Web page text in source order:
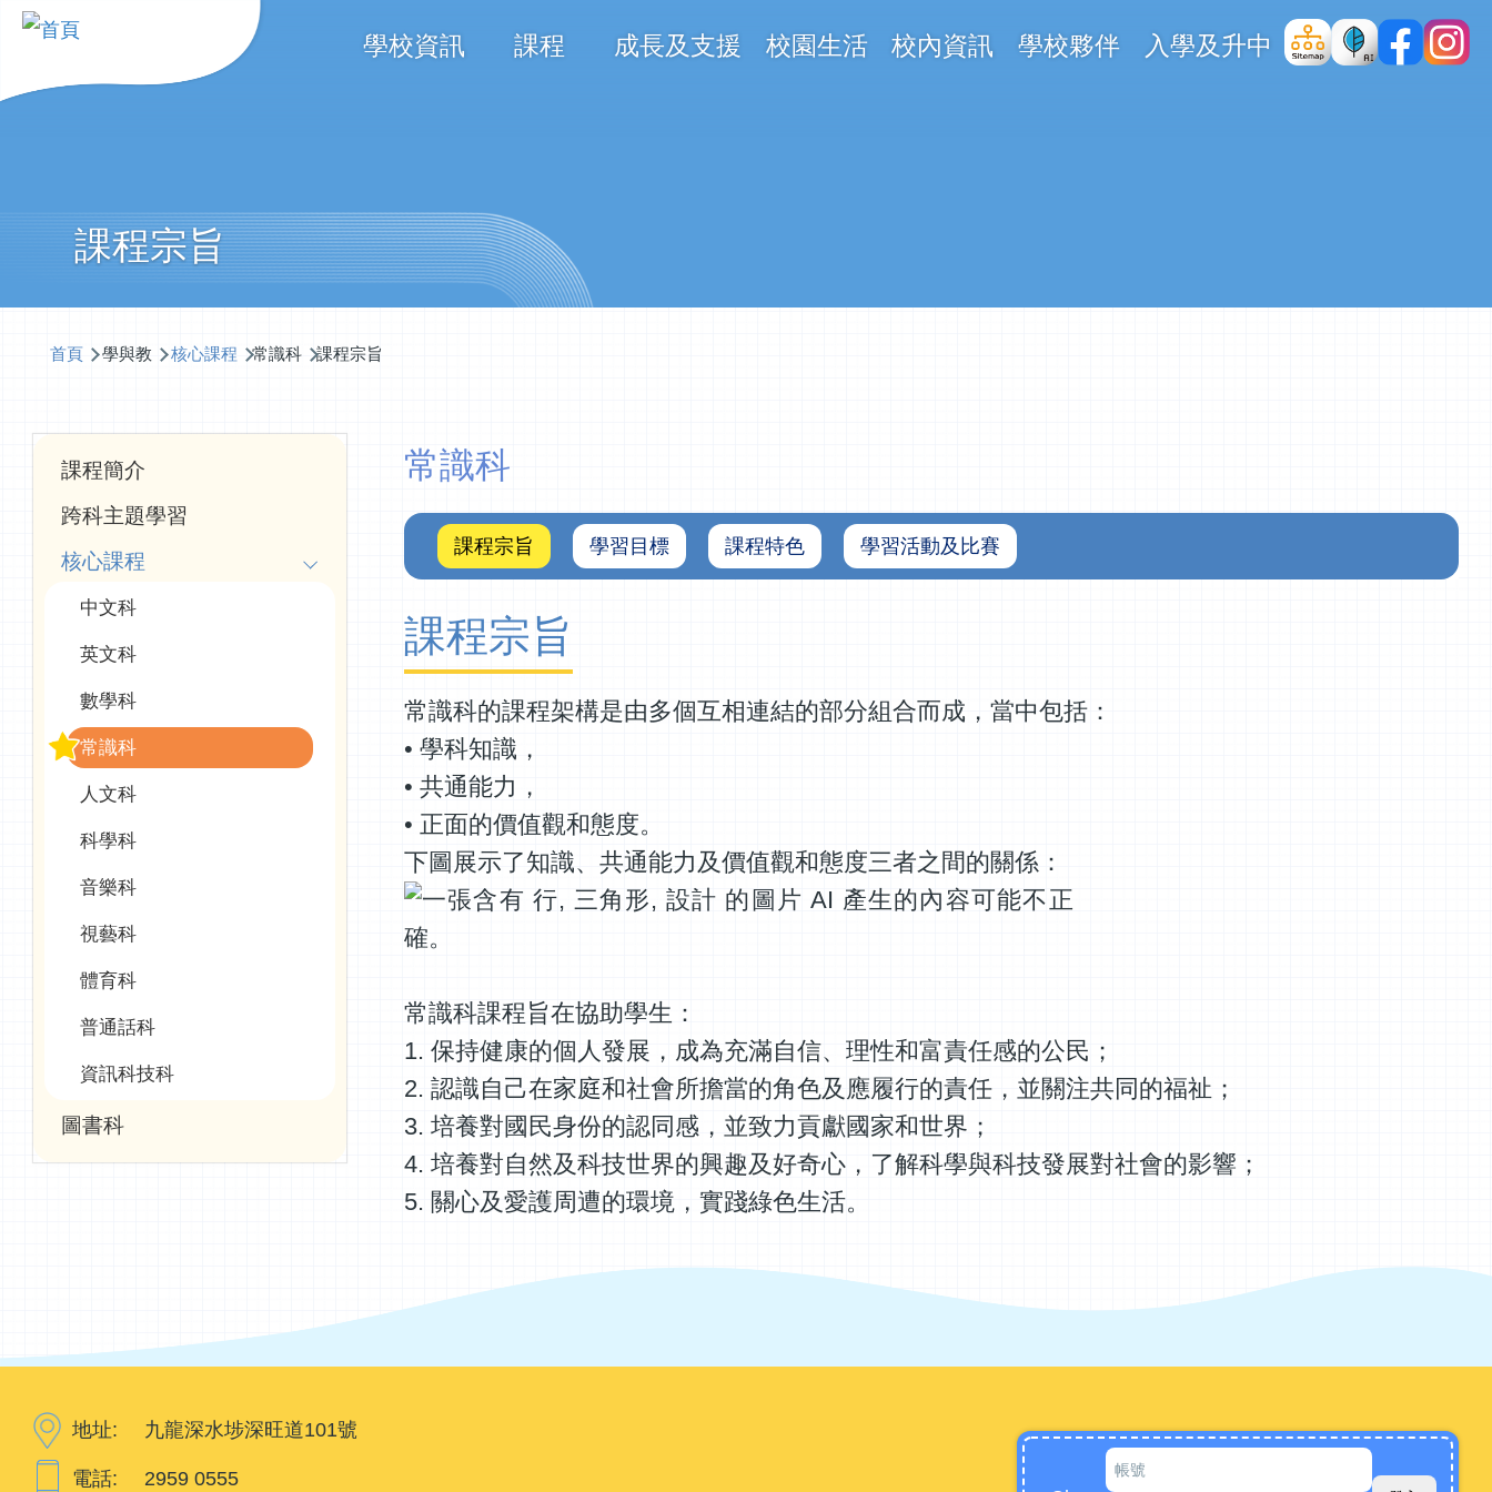
移至主內容
Main
navigation
學校資訊 課程 成長及支援 校園生活 校內資訊 學校夥伴 入學及升中
課程宗旨
導
結
首頁 學與教 核心課程 常識科 課程宗旨
常識科
課程宗旨 學習目標 課程特色 學習活動及比賽
課程宗旨
常識科的課程架構是由多個互相連結的部分組合而成，當中包括：
• 學科知識，
• 共通能力，
• 正面的價值觀和態度。
下圖展示了知識、共通能力及價值觀和態度三者之間的關係：
常識科課程旨在協助學生：
1. 保持健康的個人發展，成為充滿自信、理性和富責任感的公民；
2. 認識自己在家庭和社會所擔當的角色及應履行的責任，並關注共同的福祉；
3. 培養對國民身份的認同感，並致力貢獻國家和世界；
4. 培養對自然及科技世界的興趣及好奇心，了解科學與科技發展對社會的影響；
5. 關心及愛護周遭的環境，實踐綠色生活。
Main
navigation
(學
科
訊)
課程簡介
跨科主題學習
核心課程
中文科
英文科
數學科
常識科
人文科
科學科
音樂科
視藝科
體育科
普通話科
資訊科技科
圖書科
地址: 九龍深水埗深旺道101號
電話:
2959 0555